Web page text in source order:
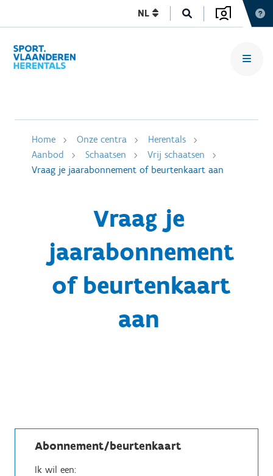
NL
Home Onze centra
Herentals
Aanbod
Schaatsen
Vrij schaatsen
Vraag je jaarabonnement of beurtenkaart aan
Vraag je
jaarabonnement
of beurtenkaart
aan
Abonnement/beurtenkaart
Ik wil een: